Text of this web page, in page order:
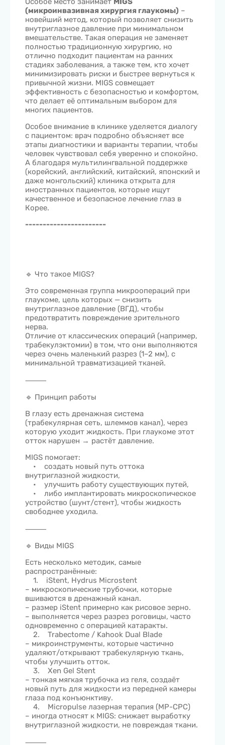
(микроинвазивная хирургия глаукомы) –
новейший метод, который позволяет снизить
внутриглазное давление при минимальном
вмешательстве. Такая операция не заменяет
полностью традиционную хирургию, но
отлично подходит пациентам на ранних
стадиях заболевания, а также тем, кто хочет
минимизировать риски и быстрее вернуться к
привычной жизни. MIGS совмещает
эффективность с безопасностью и комфортом,
что делает её оптимальным выбором для
многих пациентов.
Особое внимание в клинике уделяется диалогу
с пациентом: врач подробно объясняет все
этапы диагностики и варианты терапии, чтобы
человек чувствовал себя уверенно и спокойно.
А благодаря мультилингвальной поддержке
(корейский, английский, китайский, японский и
даже монгольский) клиника открыта для
иностранных пациентов, которые ищут
качественное и безопасное лечение глаз в
Корее.
-----------------------
🔹 Что такое MIGS?
Это современная группа микроопераций при
глаукоме, цель которых — снизить
внутриглазное давление (ВГД), чтобы
предотвратить повреждение зрительного
нерва.
Отличие от классических операций (например,
трабекулэктомии) в том, что они выполняются
через очень маленький разрез (1–2 мм), с
минимальной травматизацией тканей.
⸻
🔹 Принцип работы
В глазу есть дренажная система
(трабекулярная сеть, шлеммов канал), через
которую уходит жидкость. При глаукоме этот
отток нарушен → растёт давление.
MIGS помогает:
• создать новый путь оттока
внутриглазной жидкости,
• улучшить работу существующих путей,
• либо имплантировать микроскопическое
устройство (шунт/стент), чтобы жидкость
свободнее уходила.
⸻
🔹 Виды MIGS
Есть несколько методик, самые
распространённые:
1. iStent, Hydrus Microstent
– микроскопические трубочки, которые
вшиваются в дренажный канал.
– размер iStent примерно как рисовое зерно.
– выполняется через разрез роговицы, часто
одновременно с операцией катаракты.
2. Trabectome / Kahook Dual Blade
– микроинструменты, которые частично
удаляют/открывают трабекулярную ткань,
чтобы улучшить отток.
3. Xen Gel Stent
– тонкая мягкая трубочка из геля, создаёт
новый путь для жидкости из передней камеры
глаза под конъюнктиву.
4. Micropulse лазерная терапия (MP-CPC)
– иногда относят к MIGS: снижает выработку
внутриглазной жидкости, не повреждая ткани.
⸻